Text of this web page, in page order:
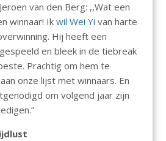
van den Berg: ,,Wat een
winnaar! Ik wil Wei Yi van harte
Hij heeft een
en bleek in de tiebreak
Prachtig om hem te
onze lijst met winnaars. En
om volgend jaar zijn